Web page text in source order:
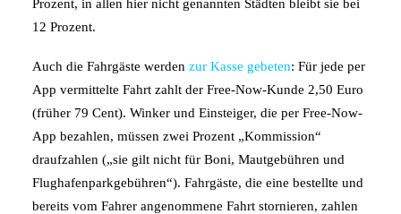
Prozent, in allen hier nicht genannten Städten bleibt sie bei
12 Prozent.
Auch die Fahrgäste werden zur Kasse gebeten: Für jede per
App vermittelte Fahrt zahlt der Free-Now-Kunde 2,50 Euro
(früher 79 Cent). Winker und Einsteiger, die per Free-Now-
App bezahlen, müssen zwei Prozent „Kommission“
draufzahlen („sie gilt nicht für Boni, Mautgebühren und
Flughafenparkgebühren“). Fahrgäste, die eine bestellte und
bereits vom Fahrer angenommene Fahrt stornieren, zahlen